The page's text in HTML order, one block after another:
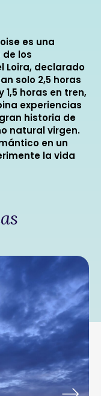
es una
los
Loira, declarado
solo 2,5 horas
horas en tren,
experiencias
historia de
natural virgen.
en un
la vida